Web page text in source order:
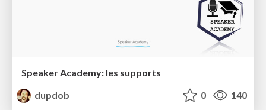
Speaker Academy: les supports
dupdob
0 140